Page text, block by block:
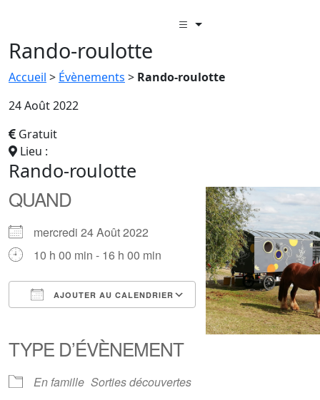
Rando-roulotte
Accueil > Évènements > Rando-roulotte
24 Août 2022
Gratuit
Lieu :
Rando-roulotte
QUAND
mercredi 24 Août 2022
10 h 00 min - 16 h 00 min
AJOUTER AU CALENDRIER
Outlook Live
TYPE D’ÉVÈNEMENT
En famille Sorties découvertes